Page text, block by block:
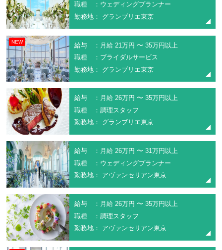
職種 ：ウェディングプランナー
勤務地： グランブリエ東京
NEW
給与 ：月給 21万円 〜 35万円以上
職種 ：ブライダルサービス
勤務地： グランブリエ東京
給与 ：月給 26万円 〜 35万円以上
職種 ：調理スタッフ
勤務地： グランブリエ東京
給与 ：月給 26万円 〜 31万円以上
職種 ：ウェディングプランナー
勤務地： アヴァンセリアン東京
給与 ：月給 26万円 〜 35万円以上
職種 ：調理スタッフ
勤務地： アヴァンセリアン東京